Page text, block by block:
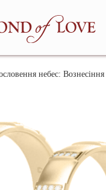
небес: Вознесіння